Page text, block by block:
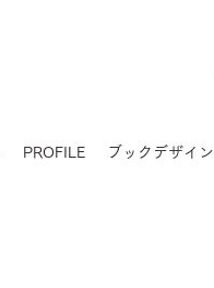
PROFILE ブックデザイン